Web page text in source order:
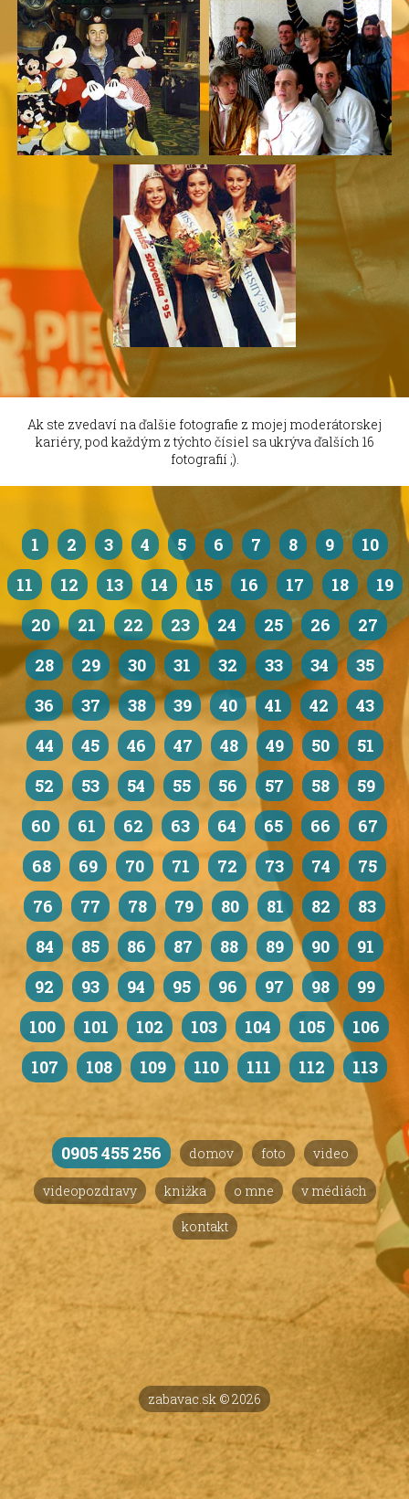
Ak ste zvedaví na ďalšie fotografie z mojej moderátorskej
kariéry, pod každým z týchto čísiel sa ukrýva ďalších 16
fotografií ;).
1 2 3 4 5 6 7 8 9
10
11
12 13 14 15 16 17 18
19
20
21 22 23 24 25 26
27
28
29 30 31 32 33 34
35
36
37 38 39 40 41 42
43
44
45 46 47 48 49 50
51
52
53 54 55 56 57 58
59
60
61 62 63 64 65 66
67
68
69 70 71 72 73 74
75
76
77 78 79 80 81 82
83
84
85 86 87 88 89 90
91
92
93 94 95 96 97 98
99
100
101 102 103 104 105
106
107
108 109 110 111 112 113
0905 455 256 domov foto video
videopozdravy knižka o mne v médiách
kontakt
zabavac.sk © 2026